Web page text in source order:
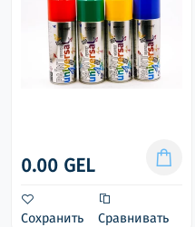
0.00 GEL
Сохранить Сравнивать